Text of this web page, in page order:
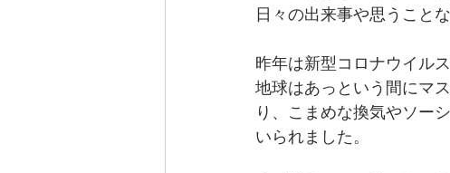
日々の出来事や思うこと
昨年は新型コロナウイル
地球はあっという間にマ
り、こまめな換気やソー
いられました。